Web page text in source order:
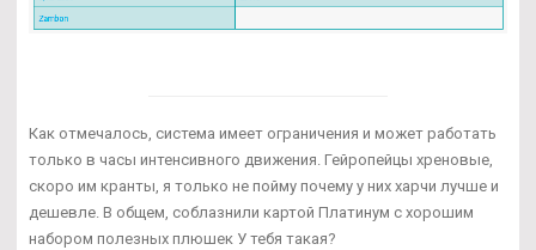
Как отмечалось, система имеет ограничения и может работать
только в часы интенсивного движения. Гейропейцы хреновые,
скоро им кранты, я только не пойму почему у них харчи лучше и
дешевле. В общем, соблазнили картой Платинум с хорошим
набором полезных плюшек У тебя такая?